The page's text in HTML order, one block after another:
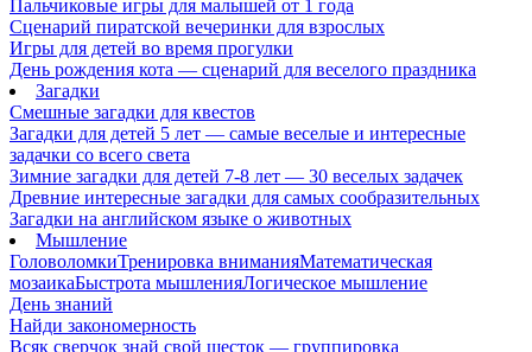
Пальчиковые игры для малышей от 1 года
Сценарий пиратской вечеринки для взрослых
Игры для детей во время прогулки
День рождения кота — сценарий для веселого праздника
Загадки
Смешные загадки для квестов
Загадки для детей 5 лет — самые веселые и интересные
задачки со всего света
Зимние загадки для детей 7-8 лет — 30 веселых задачек
Древние интересные загадки для самых сообразительных
Загадки на английском языке о животных
Мышление
ГоловоломкиТренировка вниманияМатематическая
мозаикаБыстрота мышленияЛогическое мышление
День знаний
Найди закономерность
Всяк сверчок знай свой шесток — группировка